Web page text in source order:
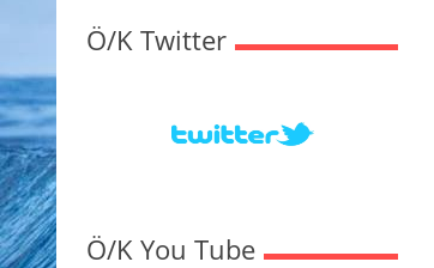
Ö/K Twitter
Ö/K You Tube